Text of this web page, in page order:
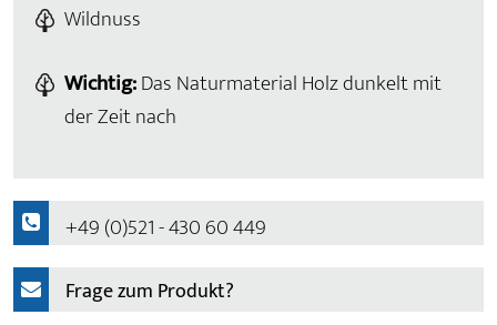
Wildnuss
Wichtig:Das Naturmaterial Holz dunkelt mit
der Zeit nach
+49 (0)521 - 430 60 449
Frage zum Produkt?